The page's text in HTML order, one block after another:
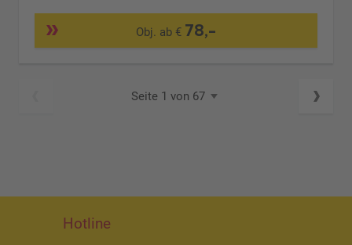
Obj. ab € 78,-
Seite 1 von 67
Hotline